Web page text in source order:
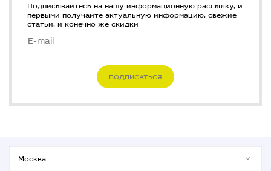
Подписывайтесь на нашу информационную рассылку, и
первыми получайте актуальную информацию, свежие
статьи, и конечно же скидки
ПОДПИСАТЬСЯ